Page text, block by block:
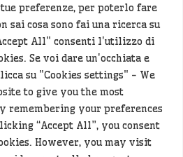
preferenze, per poterlo fare
sai cosa sono fai una ricerca su
All" consenti l'utilizzo di
Se voi dare un'occhiata e
su "Cookies settings" - We
to give you the most
remembering your preferences
“Accept All”, you consent
However, you may visit
copyright e diritti
è di tua proprietà e vuoi
diccelo(<- clicca per inviarci un
in bozza rielaborando, con
generativa, contenuti
e altri siti di interesse
l'articolo viene